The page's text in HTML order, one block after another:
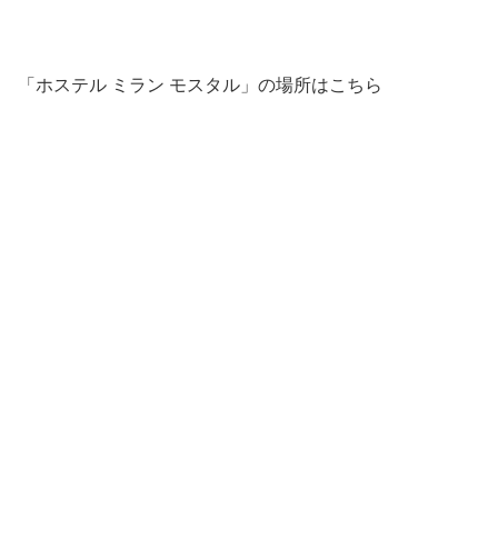
「ホステル ミラン モスタル」の場所はこちら